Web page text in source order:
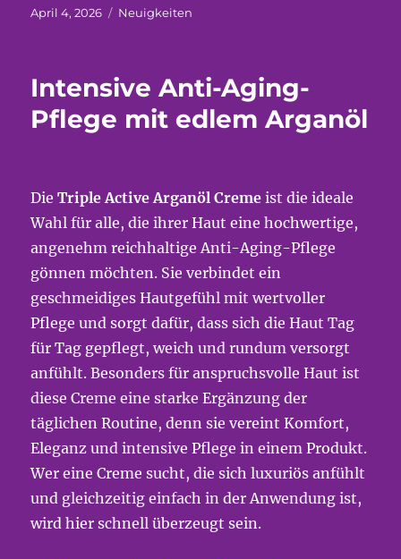
Veröffentlicht
April 4, 2026 Kategorien
Neuigkeiten
Intensive Anti-Aging-
Pflege mit edlem Arganöl
DieTriple Active Arganöl Creme ist die ideale
Wahl für alle, die ihrer Haut eine hochwertige,
angenehm reichhaltige Anti-Aging-Pflege
gönnen möchten. Sie verbindet ein
geschmeidiges Hautgefühl mit wertvoller
Pflege und sorgt dafür, dass sich die Haut Tag
für Tag gepflegt, weich und rundum versorgt
anfühlt. Besonders für anspruchsvolle Haut ist
diese Creme eine starke Ergänzung der
täglichen Routine, denn sie vereint Komfort,
Eleganz und intensive Pflege in einem Produkt.
Wer eine Creme sucht, die sich luxuriös anfühlt
und gleichzeitig einfach in der Anwendung ist,
wird hier schnell überzeugt sein.